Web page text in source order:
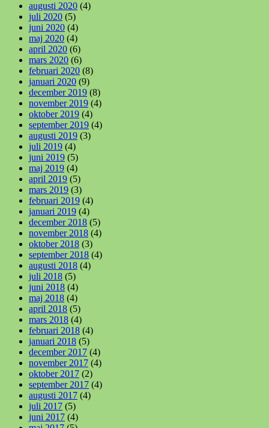
augusti 2020 (4)
juli 2020 (5)
juni 2020 (4)
maj 2020 (4)
april 2020 (6)
mars 2020 (6)
februari 2020 (8)
januari 2020 (9)
december 2019 (8)
november 2019 (4)
oktober 2019 (4)
september 2019 (4)
augusti 2019 (3)
juli 2019 (4)
juni 2019 (5)
maj 2019 (4)
april 2019 (5)
mars 2019 (3)
februari 2019 (4)
januari 2019 (4)
december 2018 (5)
november 2018 (4)
oktober 2018 (3)
september 2018 (4)
augusti 2018 (4)
juli 2018 (5)
juni 2018 (4)
maj 2018 (4)
april 2018 (5)
mars 2018 (4)
februari 2018 (4)
januari 2018 (5)
december 2017 (4)
november 2017 (4)
oktober 2017 (2)
september 2017 (4)
augusti 2017 (4)
juli 2017 (5)
juni 2017 (4)